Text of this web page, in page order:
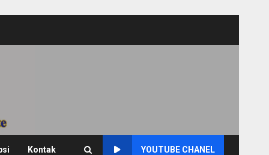
Kontak YOUTUBE CHANEL